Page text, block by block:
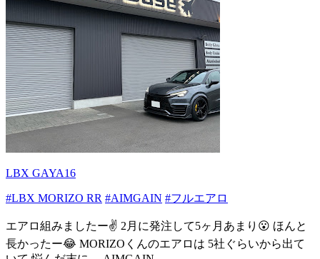
LBX GAYA16
#LBX MORIZO RR #AIMGAIN #フルエアロ
エアロ組みましたー✌️ 2月に発注して5ヶ月あまり😮 ほんと
長かったー😂 MORIZOくんのエアロは 5社ぐらいから出て